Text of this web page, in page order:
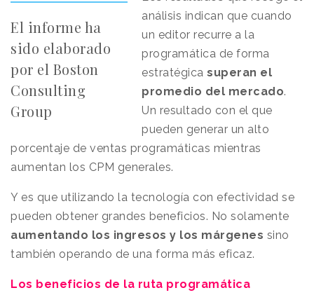
El informe ha
sido elaborado
por el Boston
Consulting
Group
análisis indican que cuando
un editor recurre a la
programática de forma
estratégicasuperan el
promedio del mercado.
Un resultado con el que
pueden generar un alto
porcentaje de ventas programáticas mientras
aumentan los CPM generales.
Y es que utilizando la tecnología con efectividad se
pueden obtener grandes beneficios. No solamente
aumentando los ingresos y los márgenes sino
también operando de una forma más eficaz.
Los beneficios de la ruta programática